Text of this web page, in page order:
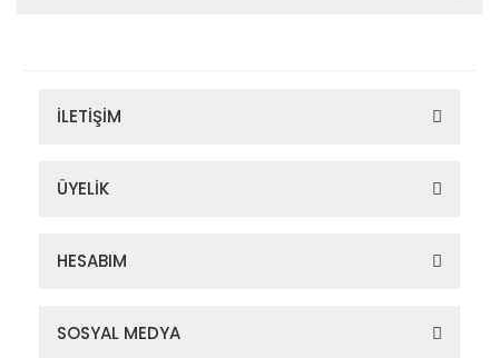
İLETİŞİM
ÜYELİK
HESABIM
SOSYAL MEDYA